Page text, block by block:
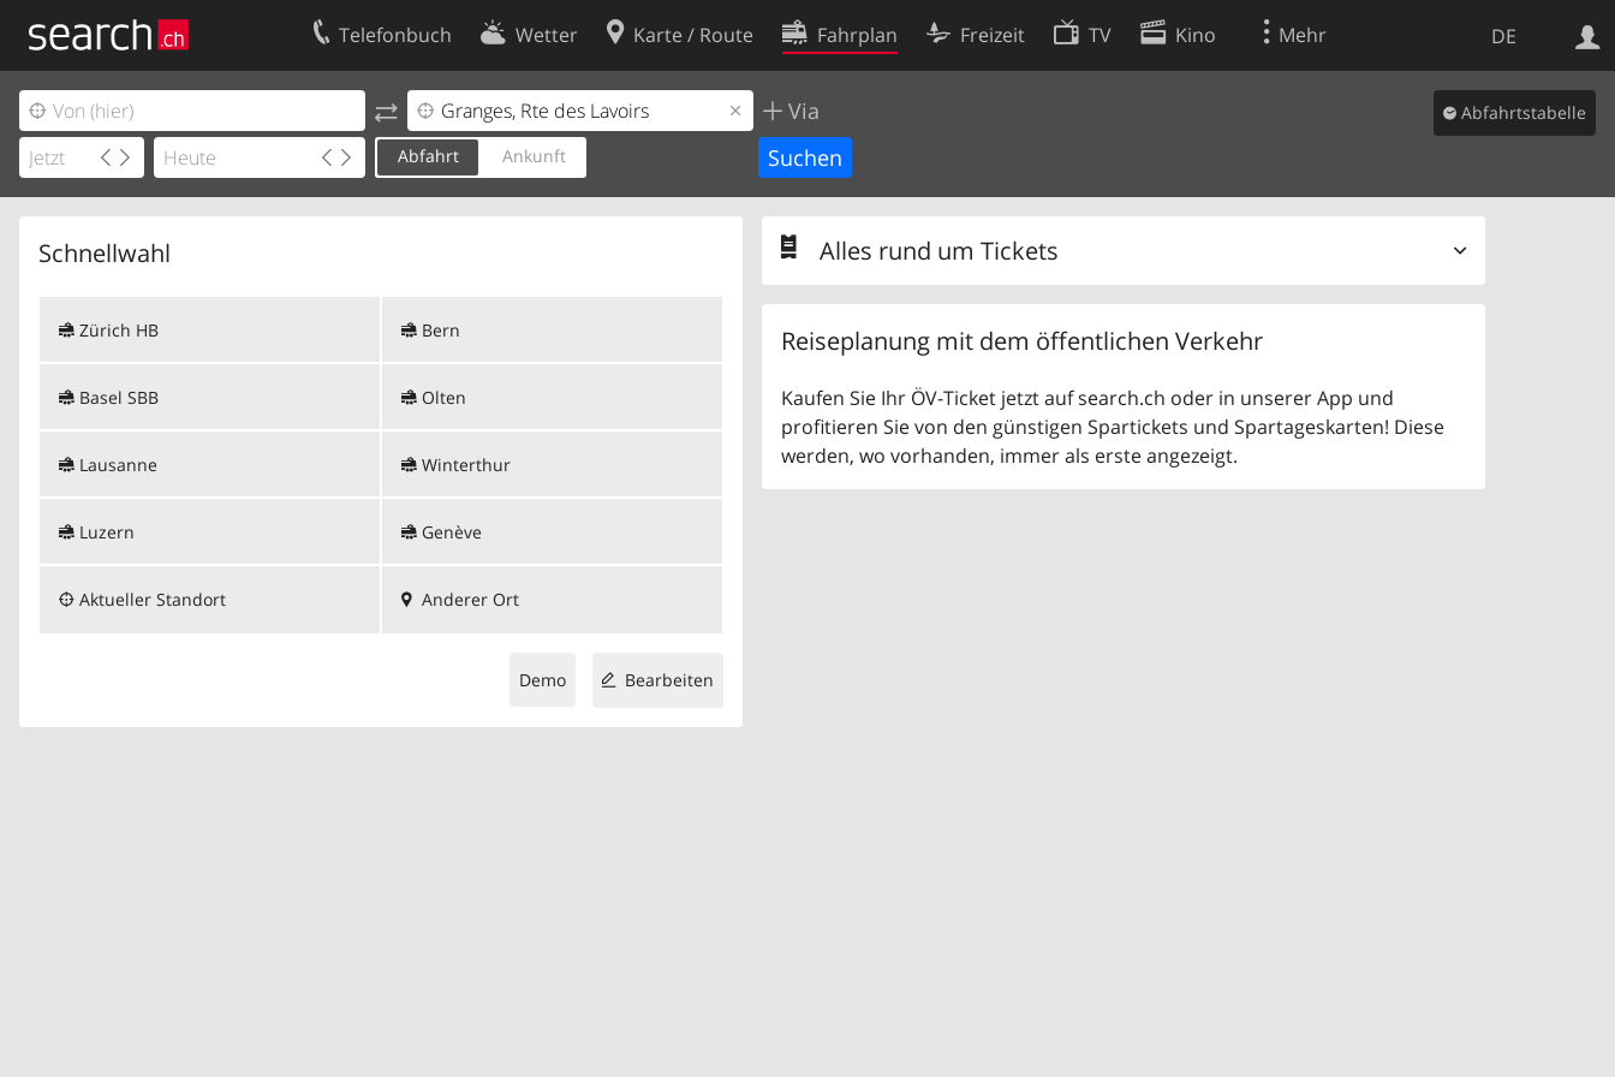
DE
Telefonbuch Wetter Karte / Route Fahrplan Freizeit TV Kino Mehr
Via
Abfahrt Ankunft
Abfahrtstabelle
Schnellwahl
Zürich HB
Basel SBB
Lausanne
Luzern
Bern
Olten
Winterthur
Genève
Aktueller Standort Anderer Ort
Bearbeiten
Demo
Alles rund um Tickets
Reiseplanung mit dem öffentlichen Verkehr
Kaufen Sie Ihr ÖV-Ticket jetzt auf search.ch oder in unserer App und
profitieren Sie von den günstigen Spartickets und Spartageskarten! Diese
werden, wo vorhanden, immer als erste angezeigt.
Ihr Eintrag
Kundencenter Geschäftskunden
Kontakt
Nutzungsbedingungen
Cookie-Einstellungen